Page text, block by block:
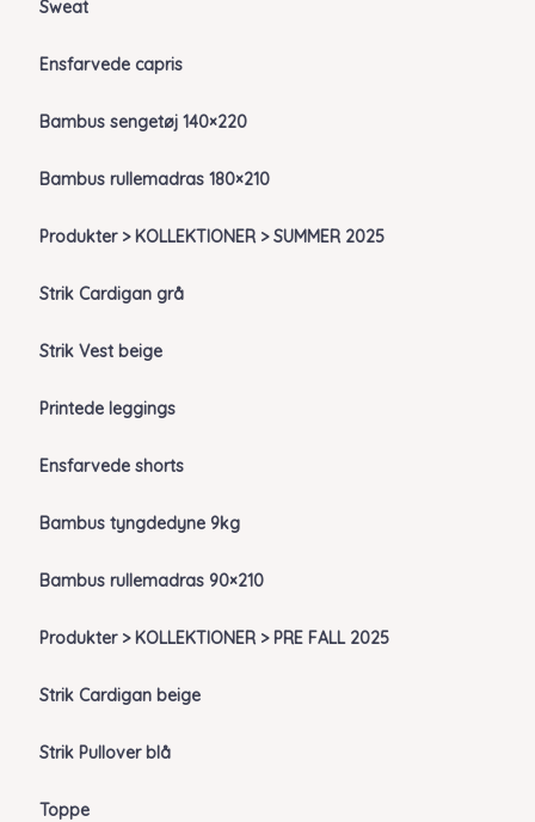
Sweat
Ensfarvede capris
Bambus sengetøj 140×220
Bambus rullemadras 180×210
Produkter > KOLLEKTIONER > SUMMER 2025
Strik Cardigan grå
Strik Vest beige
Printede leggings
Ensfarvede shorts
Bambus tyngdedyne 9kg
Bambus rullemadras 90×210
Produkter > KOLLEKTIONER > PRE FALL 2025
Strik Cardigan beige
Strik Pullover blå
Toppe